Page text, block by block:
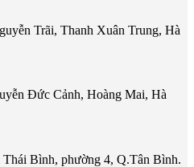
Trãi, Thanh Xuân Trung, Hà
Đức Cảnh, Hoàng Mai, Hà
Thái Bình, phường 4, Q.Tân Bình.